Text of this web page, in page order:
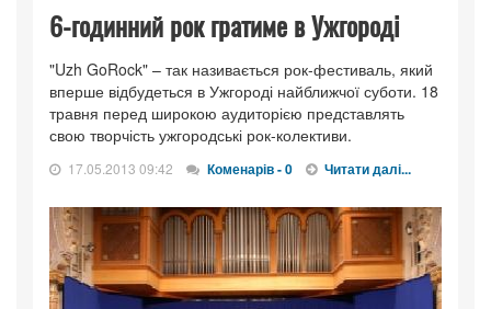
6-годинний рок гратиме в Ужгороді
"Uzh GoRock" – так називається рок-фестиваль, який
вперше відбудеться в Ужгороді найближчої суботи. 18
травня перед широкою аудиторією представлять
свою творчість ужгородські рок-колективи.
17.05.2013 09:42 Коменарів - 0 Читати далі...